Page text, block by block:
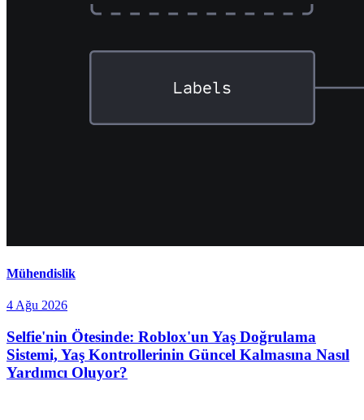
Mühendislik
4 Ağu 2026
Selfie'nin Ötesinde: Roblox'un Yaş Doğrulama
Sistemi, Yaş Kontrollerinin Güncel Kalmasına Nasıl
Yardımcı Oluyor?